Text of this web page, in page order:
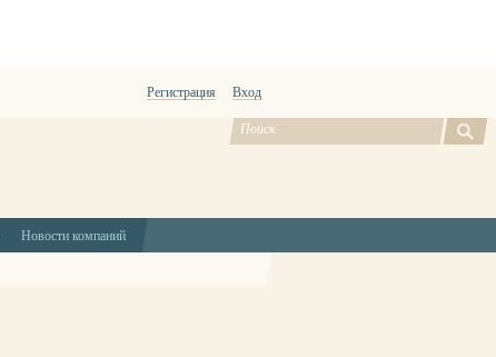
Регистрация Вход
Новости компаний